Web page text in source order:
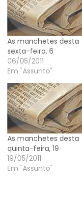
As manchetes desta
sexta-feira, 6
06/05/2011
Em "Assunto"
As manchetes desta
quinta-feira, 19
19/05/2011
Em "Assunto"